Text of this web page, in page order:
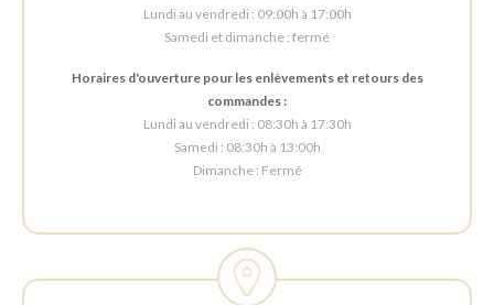
Lundi au vendredi : 09:00h à 17:00h
Samedi et dimanche : fermé
Horaires d'ouverture pour les enlèvements et retours des
commandes :
Lundi au vendredi : 08:30h à 17:30h
Samedi : 08:30h à 13:00h
Dimanche : Fermé